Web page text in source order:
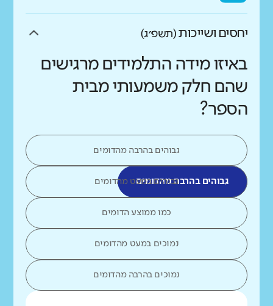
יחסים ושייכות(תשפ״ג)
באיזו מידה התלמידים מרגישים
שהם חלק משמעותי מבית
הספר?
גבוהים בהרבה מהדומים
גבוהים בהרבה מהדומיםגבוהים במעט מהדומים
כמו ממוצע הדומים
נמוכים במעט מהדומים
נמוכים בהרבה מהדומים